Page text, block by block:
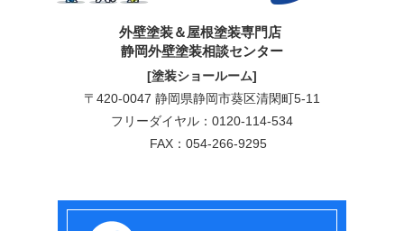
外壁塗装＆屋根塗装専門店
静岡外壁塗装相談センター
[塗装ショールーム]
〒420-0047 静岡県静岡市葵区清閑町5-11
フリーダイヤル： 0120-114-534
FAX：054-266-9295